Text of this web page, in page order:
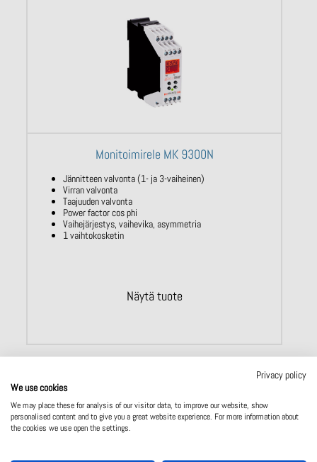
Monitoimirele MK 9300N
Jännitteen valvonta (1- ja 3-vaiheinen)
Virran valvonta
Taajuuden valvonta
Power factor cos phi
Vaihejärjestys, vaihevika, asymmetria
1 vaihtokosketin
Näytä tuote
Privacy policy
We use cookies
We may place these for analysis of our visitor data, to improve our website, show
personalised content and to give you a great website experience. For more information about
the cookies we use open the settings.